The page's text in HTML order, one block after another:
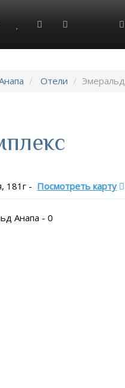
Отели Эмеральд
181г - Посмотреть карту